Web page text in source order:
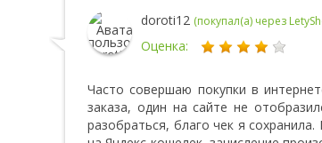
doroti12 (покупал(а) через
Оценка:
Часто совершаю покупки в
заказа, один на сайте не
разобраться, благо чек я